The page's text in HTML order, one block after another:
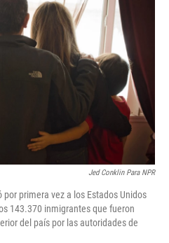
Jed Conklin Para NPR
primera vez a los Estados Unidos
143.370 inmigrantes que fueron
del país por las autoridades de